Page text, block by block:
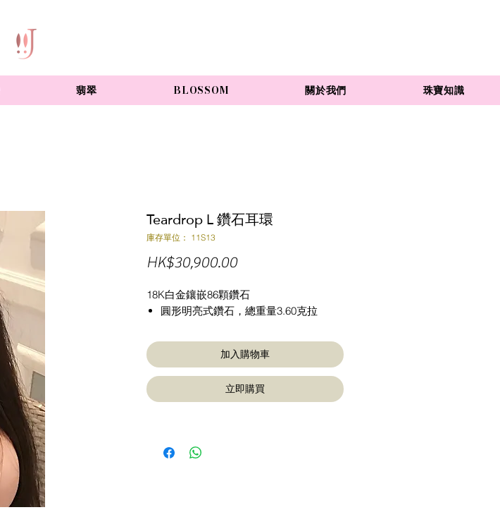
翡翠 BLOSSOM 關於我們 珠寶知識
Teardrop L 鑽石耳環
庫存單位： 11S13
HK$30,900.00價
18K白金鑲嵌86顆鑽石
圓形明亮式鑽石，總重量3.60克拉
加入購物車
立即購買